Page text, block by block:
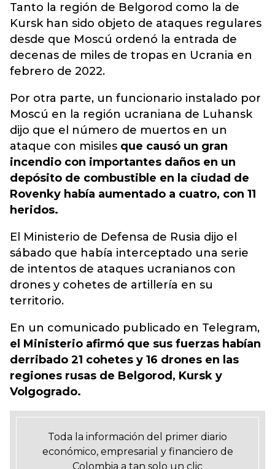
Tanto la región de Belgorod como la de
Kursk han sido objeto de ataques regulares
desde que Moscú ordenó la entrada de
decenas de miles de tropas en Ucrania en
febrero de 2022.
Por otra parte, un funcionario instalado por
Moscú en la región ucraniana de Luhansk
dijo que el número de muertos en un
ataque con misiles que causó un gran
incendio con importantes daños en un
depósito de combustible en la ciudad de
Rovenky había aumentado a cuatro, con 11
heridos.
El Ministerio de Defensa de Rusia dijo el
sábado que había interceptado una serie
de intentos de ataques ucranianos con
drones y cohetes de artillería en su
territorio.
En un comunicado publicado en Telegram,
el Ministerio afirmó que sus fuerzas habían
derribado 21 cohetes y 16 drones en las
regiones rusas de Belgorod, Kursk y
Volgogrado.
Toda la información del primer diario
económico, empresarial y financiero de
Colombia a tan solo un clic